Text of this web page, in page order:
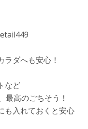
ダへも安心！
など
最高のごちそう！
も入れておくと安心